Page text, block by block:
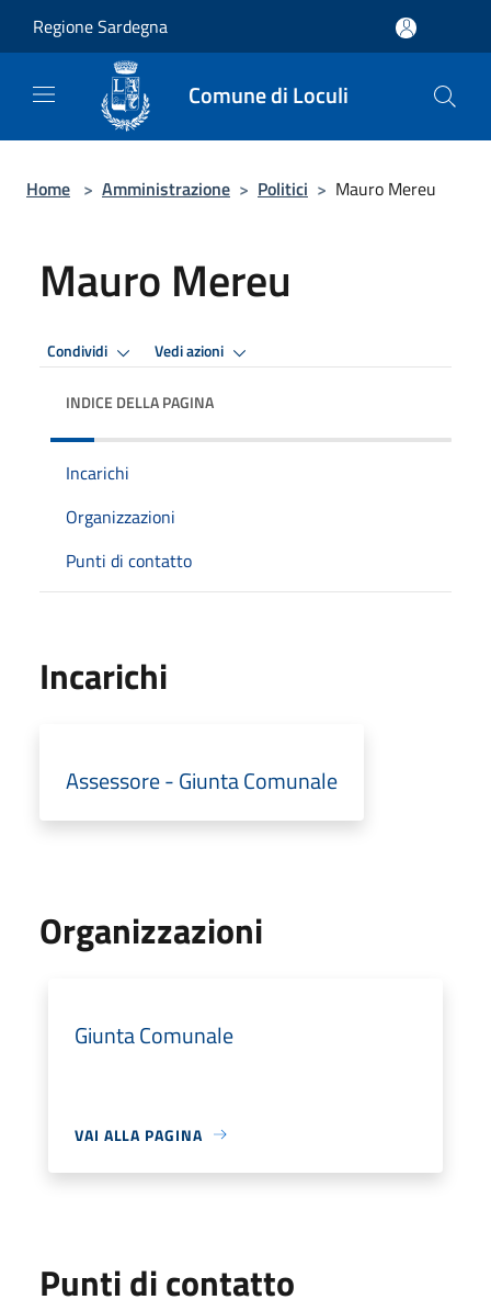
Regione Sardegna
Comune di Loculi
Home > Amministrazione > Politici > Mauro Mereu
Mauro Mereu
Condividi Vedi azioni
INDICE DELLA PAGINA
Incarichi
Organizzazioni
Punti di contatto
Incarichi
Assessore - Giunta Comunale
Organizzazioni
Giunta Comunale
VAI ALLA PAGINA
Punti di contatto